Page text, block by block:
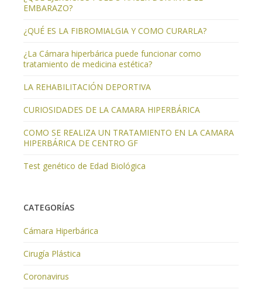
EMBARAZO?
¿QUÉ ES LA FIBROMIALGIA Y COMO CURARLA?
¿La Cámara hiperbárica puede funcionar como
tratamiento de medicina estética?
LA REHABILITACIÓN DEPORTIVA
CURIOSIDADES DE LA CAMARA HIPERBÁRICA
COMO SE REALIZA UN TRATAMIENTO EN LA CAMARA
HIPERBÁRICA DE CENTRO GF
Test genético de Edad Biológica
CATEGORÍAS
Cámara Hiperbárica
Cirugía Plástica
Coronavirus